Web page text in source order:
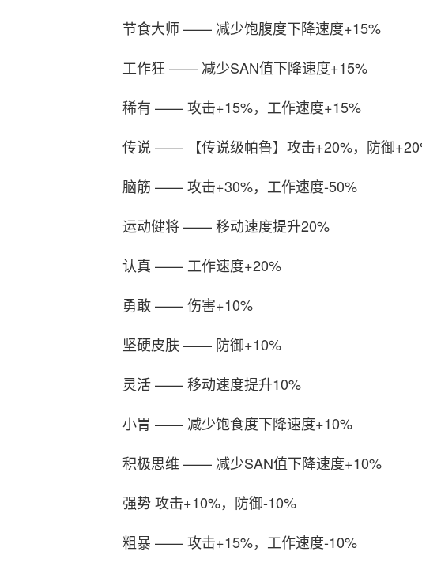
节食大师 —— 减少饱腹度下降速度+15%
工作狂 —— 减少SAN值下降速度+15%
稀有 —— 攻击+15%，工作速度+15%
传说 —— 【传说级帕鲁】攻击+20%，防御
脑筋 —— 攻击+30%，工作速度-50%
运动健将 —— 移动速度提升20%
认真 —— 工作速度+20%
勇敢 —— 伤害+10%
坚硬皮肤 —— 防御+10%
灵活 —— 移动速度提升10%
小胃 —— 减少饱食度下降速度+10%
积极思维 —— 减少SAN值下降速度+10%
强势 攻击+10%，防御-10%
粗暴 —— 攻击+15%，工作速度-10%